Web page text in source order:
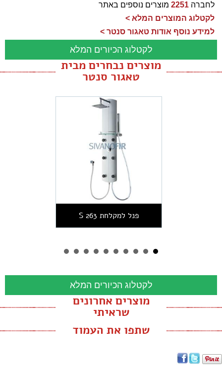
לחברה 2251 מוצרים נוספים באתר
לקטלוג המוצרים המלא >
למידע נוסף אודות טאגור סנטר >
לקטלוג הכיורים המלא
מוצרים נבחרים מבית
טאגור סנטר
פנל למקלחת 263 S
לקטלוג הכיורים המלא
מוצרים אחרונים
שראיתי
שתפו את העמוד